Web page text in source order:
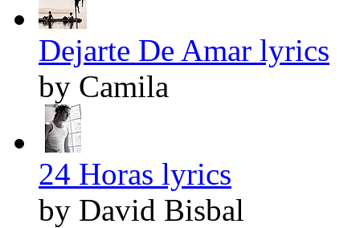
Dejarte De Amar lyrics
by Camila
24 Horas lyrics
by David Bisbal